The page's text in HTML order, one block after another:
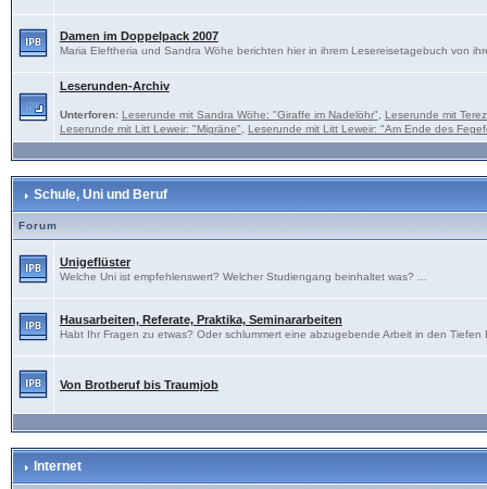
Damen im Doppelpack 2007
Maria Eleftheria und Sandra Wöhe berichten hier in ihrem Lesereisetagebuch von
Leserunden-Archiv
Unterforen: Leserunde mit Sandra Wöhe: "Giraffe im Nadelöhr"
Leserunde mit
Leserunde mit Litt Leweir: "Migräne"
Leserunde mit Litt Leweir: "Am Ende des
Schule, Uni und Beruf
Forum
Unigeflüster
Welche Uni ist empfehlenswert? Welcher Studiengang beinhaltet was? ...
Hausarbeiten, Referate, Praktika, Seminararbeiten
Habt Ihr Fragen zu etwas? Oder schlummert eine abzugebende Arbeit in den Tiefen
Von Brotberuf bis Traumjob
Internet